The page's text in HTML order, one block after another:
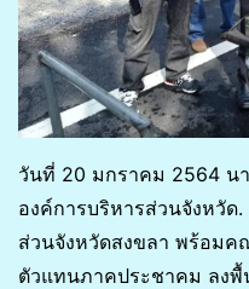
วันที่ 20 มกราคม 2564 น
องค์การบริหารส่วนจังหวั
ส่วนจังหวัดสงขลา พร้อมค
ตัวแทนภาคประชาคม ลงพื้